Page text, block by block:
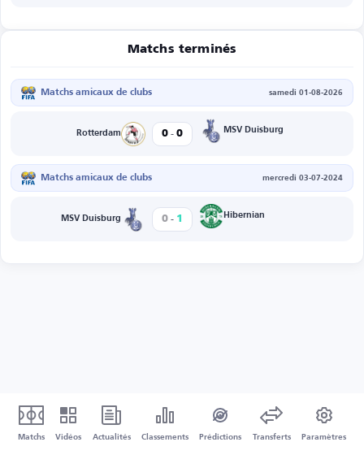
Matchs terminés
Matchs amicaux de clubs samedi 01-08-2026
Rotterdam 0 - 0 MSV Duisburg
Matchs amicaux de clubs mercredi 03-07-2024
MSV Duisburg 0 - 1 Hibernian
Matchs Vidéos Actualités Classements Prédictions Transferts Paramètres